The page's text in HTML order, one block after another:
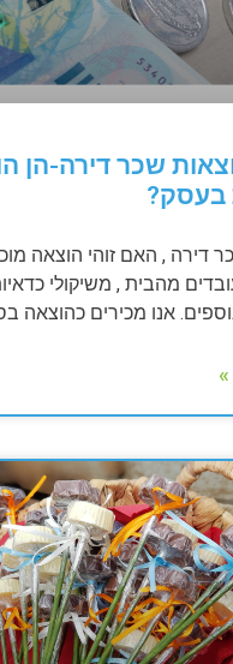
שכר דירה-הן
בעסק?
דירה , האם זוהי הוצאה
מהבית , משיקולי
אנו מכירים כהוצאה